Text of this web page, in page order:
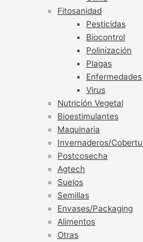
Fitosanidad
Pesticidas
Biocontrol
Polinización
Plagas
Enfermedades
Virus
Nutrición Vegetal
Bioestimulantes
Maquinaria
Invernaderos/
Postcosecha
Agtech
Suelos
Semillas
Envases/Packaging
Alimentos
Otras